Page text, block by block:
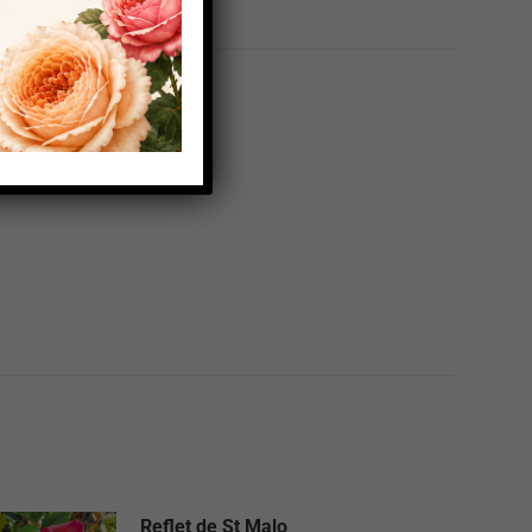
Reflet de St Malo